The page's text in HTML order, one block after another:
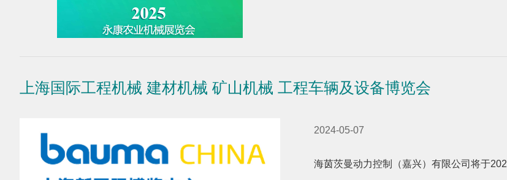
上海国际工程机械 建材机械 矿山机械 工程车辆及设备博览会
2024-05-07
海茵茨曼动力控制（嘉兴）有限公司将于